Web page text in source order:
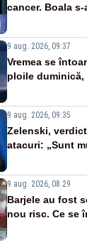
cancer. Boala
9 aug. 2026, 09:37
Vremea se
ploile duminică,
9 aug. 2026, 09:35
Zelenski,
atacuri: „Sunt
9 aug. 2026, 08:29
Barjele au fost
nou risc. Ce se